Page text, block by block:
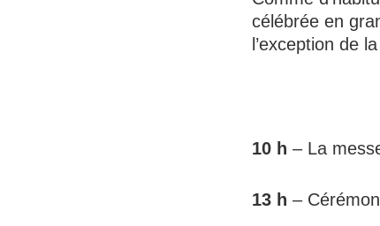
célébrée en
l’exception de
10 h – La
13 h –